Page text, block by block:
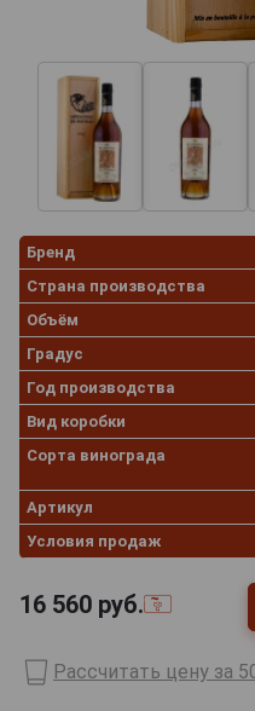
Бренд
Страна производства
Объём
Градус
Год производства
Вид коробки
Сорта винограда
Артикул
Условия продаж
16 560 руб.
Рассчитать цену за